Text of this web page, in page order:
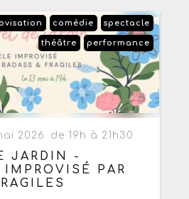
spectacle
comédie
performance
théâtre
2026 de 19h à 21h30
JARDIN -
IMPROVISÉ PAR